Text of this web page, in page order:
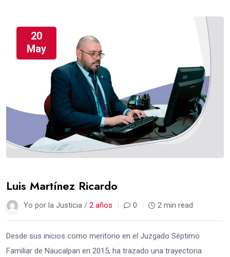
20
May
Luis Martínez Ricardo
Yo por la Justicia / 2 años 0 2 min read
Desde sus inicios como meritorio en el Juzgado Séptimo
Familiar de Naucalpan en 2015, ha trazado una trayectoria